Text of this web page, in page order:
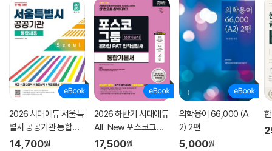
2026 시대에듀 서울특
별시 공공기관 통합채
용 NCS+최신상식+일
14,700원
2026 하반기 시대에듀
All-New 포스코그룹
온라인 PAT 생산기술
17,500원
의학용어 66,000 (A
2) 2편
5,000원